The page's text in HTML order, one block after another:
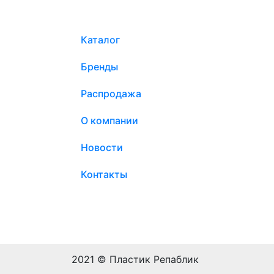
Каталог
Бренды
Распродажа
О компании
Новости
Контакты
2021 © Пластик Репаблик